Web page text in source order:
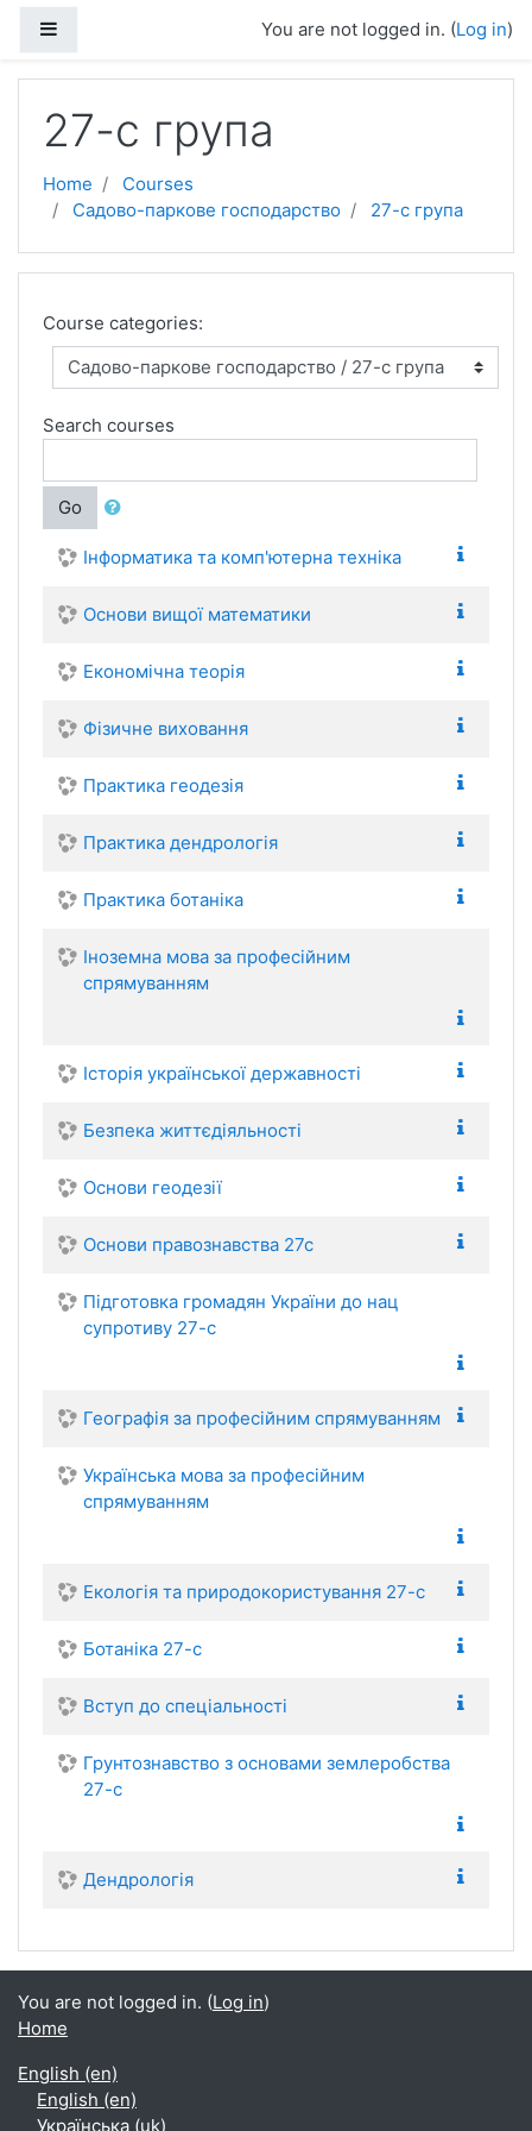
You are not logged in. (Log in)
27-с група
Home
Courses
Садово-паркове господарство
27-с група
Course categories:
Search courses
Go
Інформатика та комп'ютерна техніка
Основи вищої математики
Економічна теорія
Фізичне виховання
Практика геодезія
Практика дендрологія
Практика ботаніка
Іноземна мова за професійним
спрямуванням
Історія української державності
Безпека життєдіяльності
Основи геодезії
Основи правознавства 27с
Підготовка громадян України до нац
супротиву 27-с
Географія за професійним спрямуванням
Українська мова за професійним
спрямуванням
Екологія та природокористування 27-с
Ботаніка 27-с
Вступ до спеціальності
Грунтознавство з основами землеробства
27-с
Дендрологія
You are not logged in. (Log in)
Home
English ‎(en)‎
English ‎(en)‎
Українська ‎(uk)‎